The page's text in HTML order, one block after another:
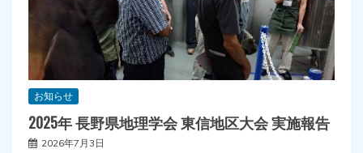
お知らせ
2025年 長野県地理学会 東信地区大会 実施報告
2026年7月3日